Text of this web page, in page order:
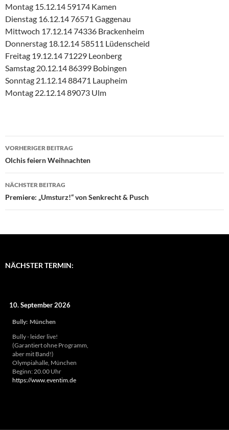
Montag 15.12.14 59174 Kamen
Dienstag 16.12.14 76571 Gaggenau
Mittwoch 17.12.14 74336 Brackenheim
Donnerstag 18.12.14 58511 Lüdenscheid
Freitag 19.12.14 71229 Leonberg
Samstag 20.12.14 86399 Bobingen
Sonntag 21.12.14 88471 Laupheim
Montag 22.12.14 89073 Ulm
Beitragsnavigation
VORHERIGER BEITRAG
Olchis feiern Weihnachten
NÄCHSTER BEITRAG
Premiere: „Umsturz!“ von Senkrecht & Pusch
NÄCHSTER TERMIN:
10. September 2026
Bully: München
Bully - leider live!
(Garantiert ohne Programm,
aber mit Band!)
Olympiahalle, München
Beginn: 20.00 Uhr
https://www.eventim.de